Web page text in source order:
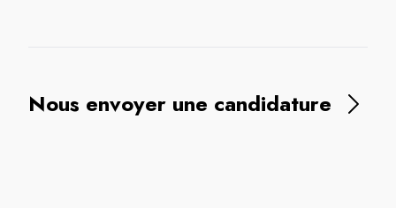
Nous envoyer une candidature